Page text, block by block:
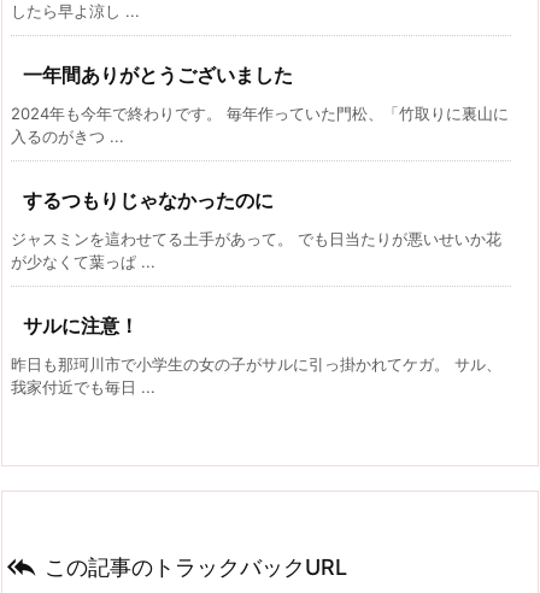
したら早よ涼し ...
一年間ありがとうございました
2024年も今年で終わりです。 毎年作っていた門松、「竹取りに裏山に
入るのがきつ ...
するつもりじゃなかったのに
ジャスミンを這わせてる土手があって。 でも日当たりが悪いせいか花
が少なくて葉っぱ ...
サルに注意！
昨日も那珂川市で小学生の女の子がサルに引っ掛かれてケガ。 サル、
我家付近でも毎日 ...
 この記事のトラックバックURL